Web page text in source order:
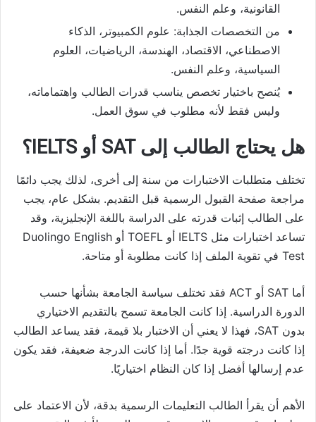
القانونية، وعلم النفس.
من التخصصات الجذابة: علوم الكمبيوتر، الذكاء
الاصطناعي، الاقتصاد، الهندسة، الرياضيات، العلوم
السياسية، وعلم النفس.
يُنصح باختيار تخصص يناسب قدرات الطالب واهتماماته،
وليس فقط لأنه مطلوب في سوق العمل.
هل يحتاج الطالب إلى SAT أو IELTS؟
تختلف متطلبات الاختبارات من سنة إلى أخرى، لذلك يجب دائمًا
مراجعة صفحة القبول الرسمية قبل التقديم. بشكل عام، يجب
على الطالب إثبات قدرته على الدراسة باللغة الإنجليزية، وقد
تساعد اختبارات مثل IELTS أو TOEFL أو Duolingo English
Test في تقوية الملف إذا كانت مطلوبة أو متاحة.
أما SAT أو ACT فقد تختلف سياسة الجامعة بشأنها حسب
الدورة الدراسية. إذا كانت الجامعة تسمح بالتقديم الاختياري
بدون SAT، فهذا لا يعني أن الاختبار بلا قيمة، فقد يساعد الطالب
إذا كانت درجته قوية جدًا. أما إذا كانت الدرجة ضعيفة، فقد يكون
عدم إرسالها أفضل إذا كان النظام اختياريًا.
الأهم أن يقرأ الطالب التعليمات الرسمية بدقة، لأن الاعتماد على